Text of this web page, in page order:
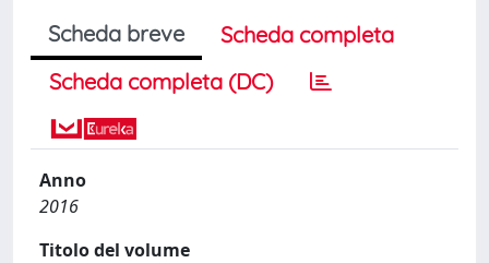
Scheda breve
Scheda completa
Scheda completa (DC)
Anno
2016
Titolo del volume